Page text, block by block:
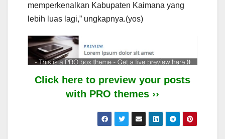
memperkenalkan Kabupaten Kaimana yang
lebih luas lagi,” ungkapnya.(yos)
Click here to preview your posts
with PRO themes ››